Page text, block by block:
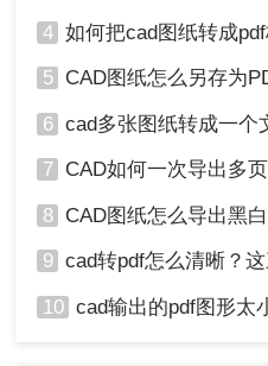
总之，将CAD文件转换
以根据具体情况选择合适
出现模糊或者失真的情况
4 如何把cad图纸转成pdf格
5 CAD图纸怎么另存为PDF
6 cad多张图纸转成一个文件
7 CAD如何一次导出多页
8 CAD图纸怎么导出黑白高清
9 cad转pdf怎么清晰？这三
10 cad输出的pdf图形太小